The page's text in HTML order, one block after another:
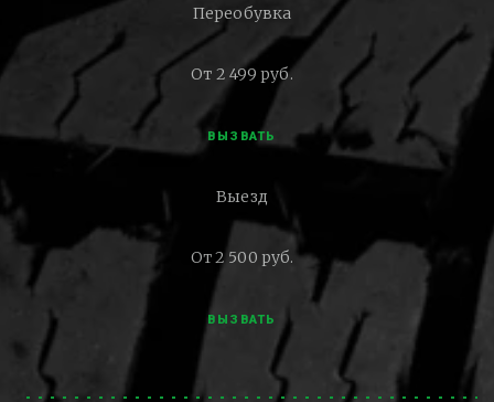
Переобувка
От 2 499 руб.
ВЫЗВАТЬ
Выезд
От 2 500 руб.
ВЫЗВАТЬ